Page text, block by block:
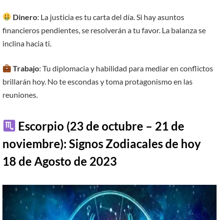
Dinero: La justicia es tu carta del día. Si hay asuntos
financieros pendientes, se resolverán a tu favor. La balanza se
inclina hacia ti.
Trabajo: Tu diplomacia y habilidad para mediar en conflictos
brillarán hoy. No te escondas y toma protagonismo en las
reuniones.
Escorpio (23 de octubre – 21 de
noviembre): Signos Zodiacales de hoy
18 de Agosto de 2023